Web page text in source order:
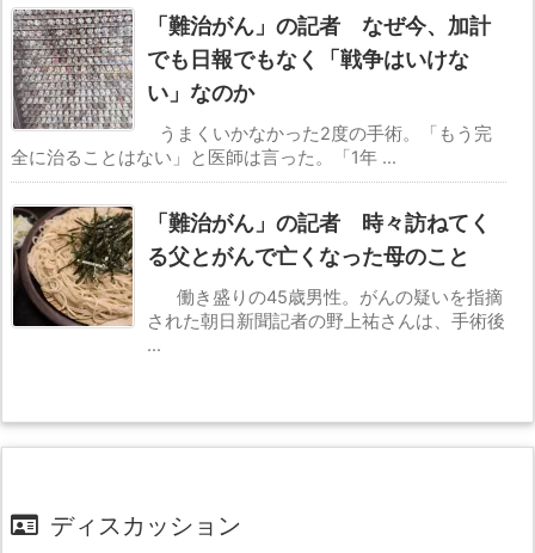
「難治がん」の記者 なぜ今、加計
でも日報でもなく「戦争はいけな
い」なのか
うまくいかなかった2度の手術。「もう完
全に治ることはない」と医師は言った。「1年 ...
「難治がん」の記者 時々訪ねてく
る父とがんで亡くなった母のこと
働き盛りの45歳男性。がんの疑いを指摘
された朝日新聞記者の野上祐さんは、手術後
...
ディスカッション